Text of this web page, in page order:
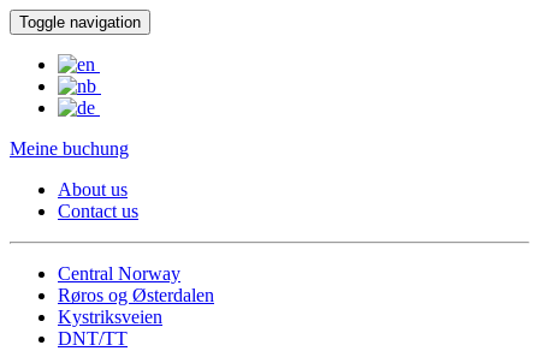
Toggle navigation
Meine buchung
About us
Contact us
Central Norway
Røros og Østerdalen
Kystriksveien
DNT/TT